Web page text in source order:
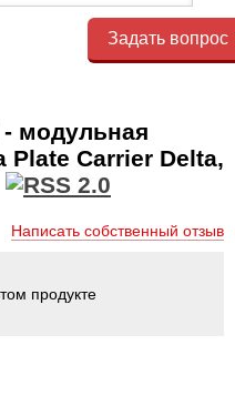
Задать вопрос
модульная
Plate Carrier Delta,
Написать собственный отзыв
продукте